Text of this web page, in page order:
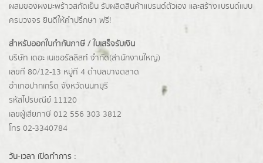
ผสมของผงมะพร้าวสกัดเย็น รับผลิตสินค้าแบรนด์ตัวเอง และสร้างแบรนด์แบบ
ครบวงจร ยินดีให้คำปรึกษา ฟรี!
สำหรับออกใบกำกับภาษี / ใบเสร็จรับเงิน
บริษัท เดอะ เนเชอรัลลิสท์ จำกัด(ส่านักงานใหญ่)
เลขที่ 80/12-13 หมู่ที่ 4 ตำบลบางตลาด
อำเภอปากเกร็ด จังหวัดนนทบุรี
รหัสไปรษณีย์ 11120
เลขผู้เสียภาษี 012 556 303 3812
โทร 02-3340784
วัน-เวลา เปิดทำการ :